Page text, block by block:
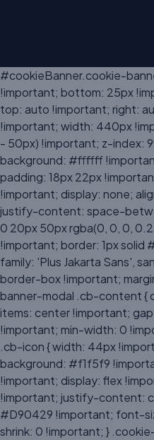
#cookieBanner.cookie-
!important; bottom: 25px
top: auto !important; right:
!important; width: 440px
- 50px) !important; z-index:
background: #ffffff
padding: 18px 22px
!important; display: none;
justify-content: space-
0 20px 50px rgba(0, 0, 0,
!important; border: 1px
family: 'Plus Jakarta Sans',
border-box !important;
banner-modal .cb-content {
items: center !important;
!important; min-width: 0
.cb-icon { width: 44px
background: #f1f5f9
!important; display: flex
!important; justify-content:
#D90429 !important; font-
shrink: 0 !important; }